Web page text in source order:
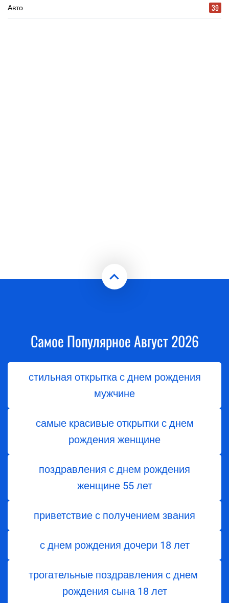
Авто 39
Самое Популярное Август 2026
стильная открытка с днем рождения
мужчине
самые красивые открытки с днем
рождения женщине
поздравления с днем ​​рождения
женщине 55 лет
приветствие с получением звания
с днем ​​рождения дочери 18 лет
трогательные поздравления с днем ​​
рождения сына 18 лет